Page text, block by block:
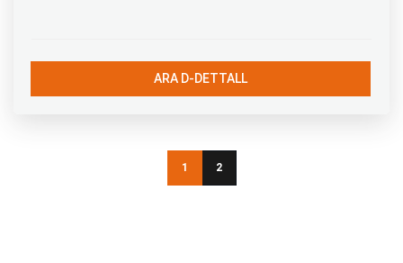
ARA D-DETTALL
1 2